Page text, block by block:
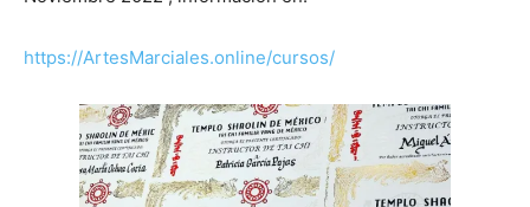
https://ArtesMarciales.online/cursos/